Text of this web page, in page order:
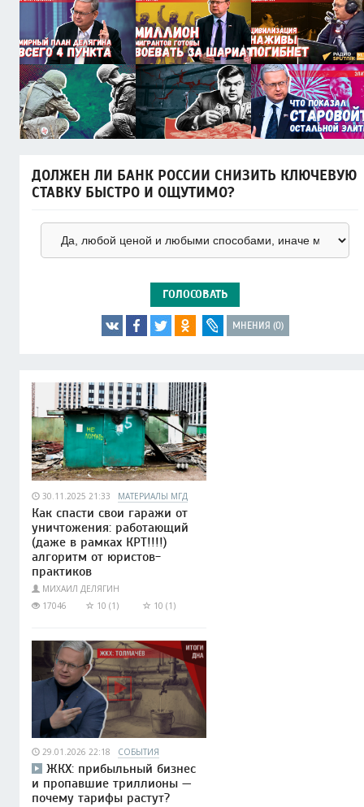
ДОЛЖЕН ЛИ БАНК РОССИИ СНИЗИТЬ КЛЮЧЕВУЮ
СТАВКУ БЫСТРО И ОЩУТИМО?
ГОЛОСОВАТЬ
МНЕНИЯ (0)
30.11.2025 21:33 МАТЕРИАЛЫ МГД
Как спасти свои гаражи от
уничтожения: работающий
(даже в рамках КРТ!!!!)
алгоритм от юристов-
практиков
МИХАИЛ ДЕЛЯГИН
17046
10 (1) 10 (1)
29.01.2026 22:18 СОБЫТИЯ
ЖКХ: прибыльный бизнес
и пропавшие триллионы —
почему тарифы растут?